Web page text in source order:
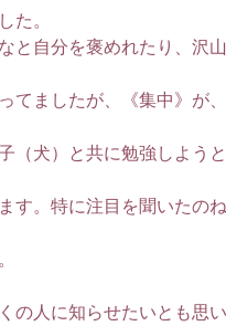
。
自分を褒めれたり、沢
てましたが、《集中》が
（犬）と共に勉強しようと
す。特に注目を聞いたの
人に知らせたいとも思い